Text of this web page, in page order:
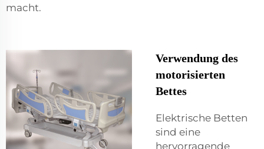
macht.
Verwendung des
motorisierten
Bettes
Elektrische Betten
sind eine
hervorragende